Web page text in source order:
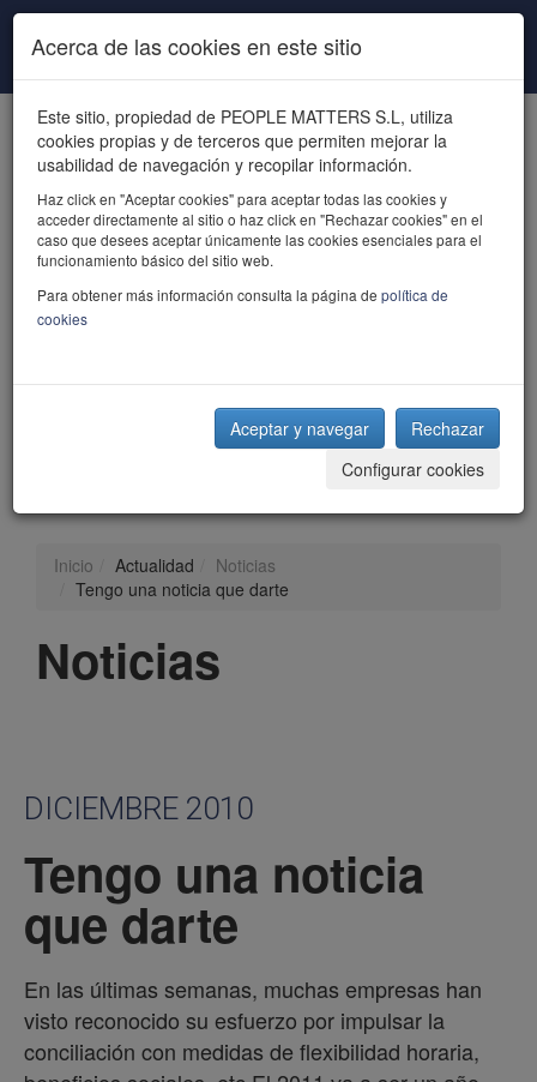
Pasar al contenido principal
powered by talent
Inicio Actualidad
Noticias
Tengo una noticia que darte
Noticias
DICIEMBRE 2010
Tengo una noticia
que darte
En las últimas semanas, muchas empresas han
visto reconocido su esfuerzo por impulsar la
conciliación con medidas de flexibilidad horaria,
Acerca de las cookies en este sitio
Este sitio, propiedad de PEOPLE MATTERS S.L, utiliza
cookies propias y de terceros que permiten mejorar la
usabilidad de navegación y recopilar información.
Haz click en "Aceptar cookies" para aceptar todas las cookies y
acceder directamente al sitio o haz click en "Rechazar cookies" en el
caso que desees aceptar únicamente las cookies esenciales para el
funcionamiento básico del sitio web.
Para obtener más información consulta la página de política de
cookies
Aceptar y navegar
Rechazar
Configurar cookies